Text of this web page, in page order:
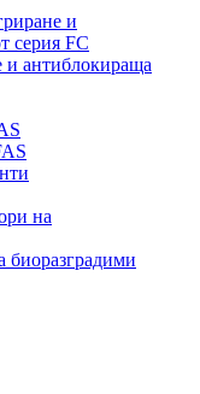
и
серия FC
и антиблокираща
на
биоразградими